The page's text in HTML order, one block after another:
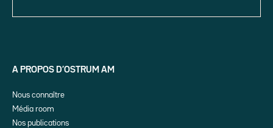
A PROPOS D’OSTRUM AM
Nous connaître
Média room
Nos publications